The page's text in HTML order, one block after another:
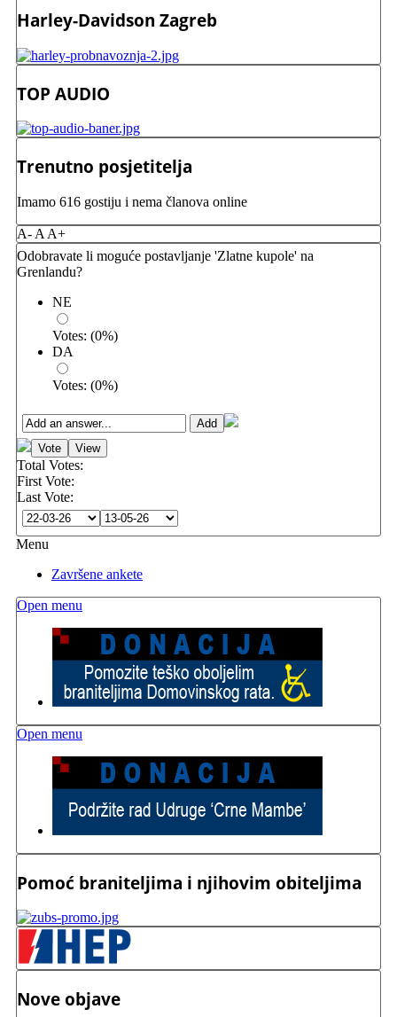
Harley-Davidson Zagreb
TOP AUDIO
Trenutno posjetitelja
Imamo 616 gostiju i nema članova online
A- A A+
Odobravate li moguće postavljanje 'Zlatne kupole' na
Grenlandu?
NE
Votes: (0%)
DA
Votes: (0%)
Total Votes:
First Vote:
Last Vote:
Menu
Završene ankete
Open menu
Open menu
Pomoć braniteljima i njihovim obiteljima
Nove objave